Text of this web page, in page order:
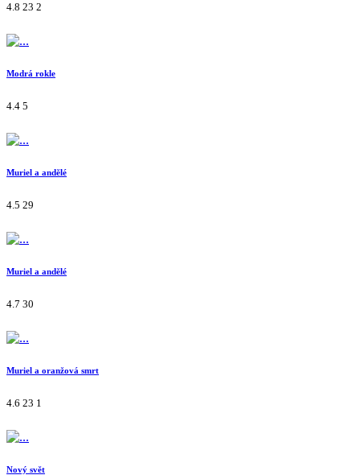
4.8 23 2
Modrá rokle
4.4 5
Muriel a andělé
4.5 29
Muriel a andělé
4.7 30
Muriel a oranžová smrt
4.6 23 1
Nový svět